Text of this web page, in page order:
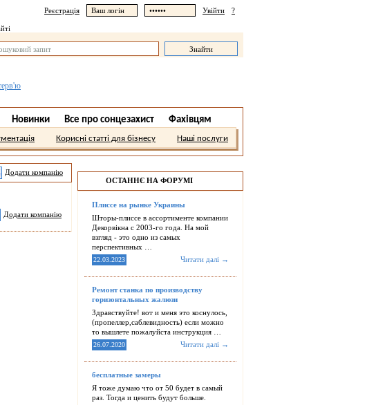
Реєстрація Увійти ?
Новинки Все про сонцезахист Фахівцям
Корисні статті для бізнесу Наші послуги
Додати компанію
Додати компанію
ОСТАННЄ НА ФОРУМІ
Плиссе на рынке Украины
Шторы-плиссе в ассортименте компании
Декорвікна с 2003-го года. На мой
взгляд - это одно из самых
перспективных …
Читати далі →
22.03.2023
Ремонт станка по производству
горизонтальных жалюзи
Здравствуйте! вот и меня это коснулось,
(пропеллер,саблевидность) если можно
то вышлете пожалуйста инструкция …
Читати далі →
26.07.2020
бесплатные замеры
Я тоже думаю что от 50 будет в самый
раз. Тогда и ценить будут больше.